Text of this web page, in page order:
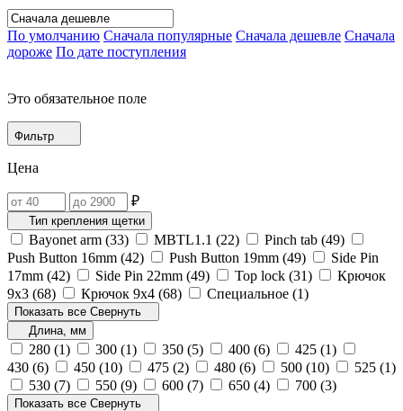
По умолчанию Сначала популярные Сначала дешевле Сначала
дороже По дате поступления
Это обязательное поле
Фильтр
Цена
₽
Тип крепления щетки
Bayonet arm (33) MBTL1.1‎ (22) Pinch tab (49)
Push Button 16mm (42) Push Button 19mm (49)
Side Pin
17mm (42) Side Pin 22mm (49) Top lock (31)
Крючок
9х3 (68) Крючок 9х4 (68) Специальное (1)
Показать все Свернуть
Длина, мм
280 (1) 300 (1) 350 (5) 400 (6) 425 (1)
430 (6) 450 (10) 475 (2) 480 (6) 500 (10) 525 (1)
530 (7) 550 (9) 600 (7) 650 (4) 700 (3)
Показать все Свернуть